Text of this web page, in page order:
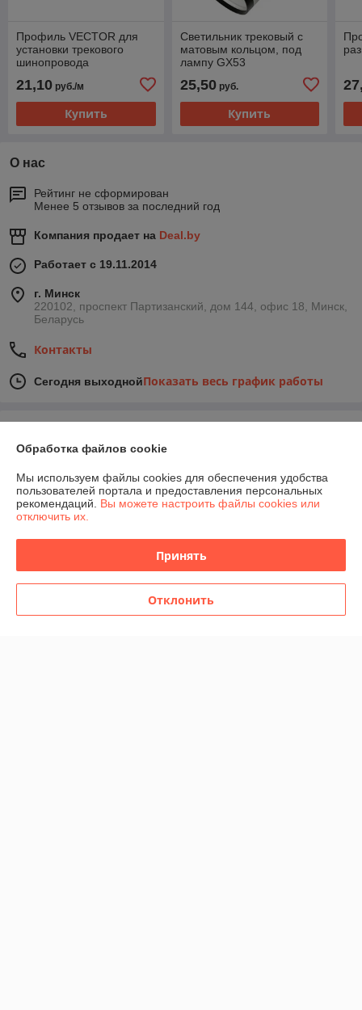
Профиль VECTOR для
установки трекового
шинопровода
21,10 руб./м
Купить
Светильник трековый с
матовым кольцом, под
лампу GХ53
25,50руб.
Купить
О нас
Рейтинг не сформирован
Менее 5 отзывов за последний год
Компания продает на Deal.by
Работает с 19.11.2014
г. Минск
220102, проспект Партизанский, дом 144, офис 18, Минск,
Беларусь
Контакты
Сегодня выходнойПоказать весь график работы
19.01.2026
Покупатель
Сделка подтверждена через корзину
Обработка файлов cookie
Мы используем файлы cookies для обеспечения удобства
пользователей портала и предоставления персональных
рекомендаций. Вы можете настроить файлы cookies или
отключить их.
Принять
Отклонить